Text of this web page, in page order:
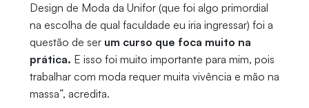
Design de Moda da Unifor (que foi algo primordial
na escolha de qual faculdade eu iria ingressar) foi a
questão de ser um curso que foca muito na
prática. E isso foi muito importante para mim, pois
trabalhar com moda requer muita vivência e mão na
massa”, acredita.